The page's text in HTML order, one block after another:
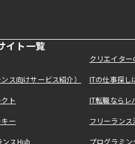
イト一覧
クリエイタ
ス向けサービス紹介） ITの仕事探
ト IT転職なら
ー フリーラン
ンスHub プログラミ